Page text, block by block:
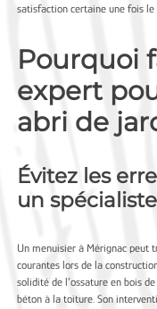
satisfaction certaine une fois
Pourquoi
expert
abri de
Évitez les
un spécialiste
Unmenuisier à Mérignac peut
courantes lors de la
solidité de l’ossature en bois
béton à la toiture. Son